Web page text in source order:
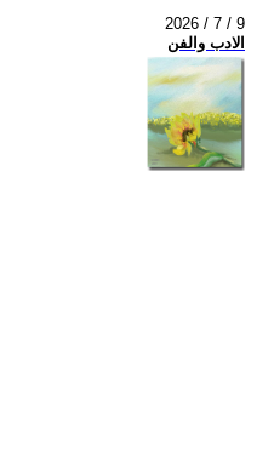
2026 / 7 / 9
الادب والفن